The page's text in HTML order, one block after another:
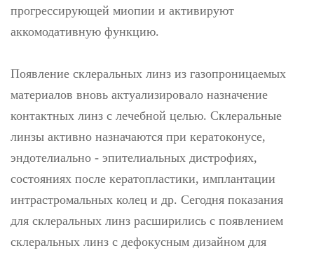
прогрессирующей миопии и активируют
аккомодативную функцию.
Появление склеральных линз из газопроницаемых
материалов вновь актуализировало назначение
контактных линз с лечебной целью. Склеральные
линзы активно назначаются при кератоконусе,
эндотелиально - эпителиальных дистрофиях,
состояниях после кератопластики, имплантации
интрастромальных колец и др. Сегодня показания
для склеральных линз расширились с появлением
склеральных линз с дефокусным дизайном для